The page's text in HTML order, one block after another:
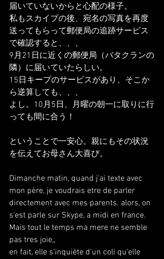
届いていないからと心配の様子。
私もスカイプの後、宛名の写真を再度
送ってもらって郵便局の追跡サービス
で確認すると、、、
9月21日に近くの郵便局（バタクランの
隣）に届いていたらしい。
15日キープのサービスがあり、そこか
ら逆算しても、、、
よし。10月5日、月曜の朝一に取りに行
っても間に合う！
ということで一安心。親にもその状況
を伝えてお母さん大喜び。
Dimanche matin, quand j'ai texte avec
mon père, je voudrais etre de parler
directement avec mes parents. alors, on
s'est parle sur Skype, a midi en france.
Mais tout le temps ma mere ne semble
pas tres joie,,
en fait, elle s'inquiète d'un coli qu'elle